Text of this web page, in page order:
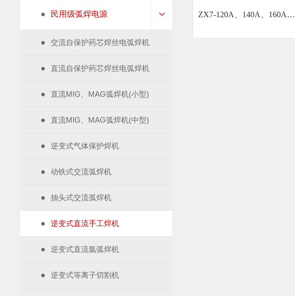
● 民用级弧焊电源
● 交流自保护药芯焊丝电弧焊机
● 直流自保护药芯焊丝电弧焊机
● 直流MIG、MAG弧焊机(小型)
● 直流MIG、MAG弧焊机(中型)
● 逆变式气体保护焊机
● 动铁式交流弧焊机
● 抽头式交流弧焊机
● 逆变式直流手工焊机
● 逆变式直流氩弧焊机
● 逆变式等离子切割机
ZX7-120A、140A、160A、